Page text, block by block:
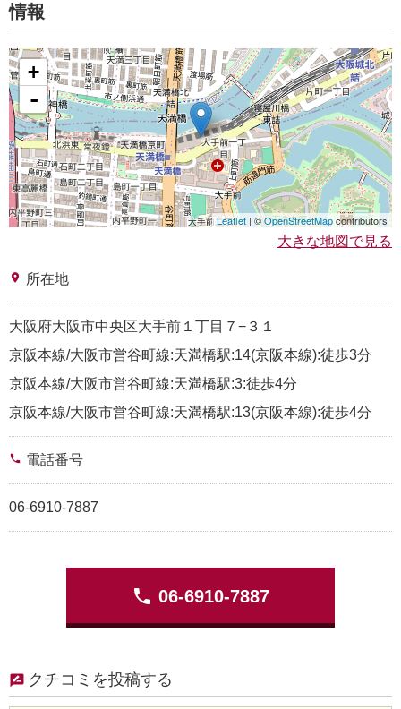
情報
+
-
Leaflet | ©OpenStreetMapcontributors
大きな地図で見る
place 所在地
大阪府大阪市中央区大手前１丁目７−３１
京阪本線/大阪市営谷町線:天満橋駅:14(京阪本線):徒歩3分
京阪本線/大阪市営谷町線:天満橋駅:3:徒歩4分
京阪本線/大阪市営谷町線:天満橋駅:13(京阪本線):徒歩4分
phone 電話番号
06-6910-7887
phone 06-6910-7887
クチコミを投稿する